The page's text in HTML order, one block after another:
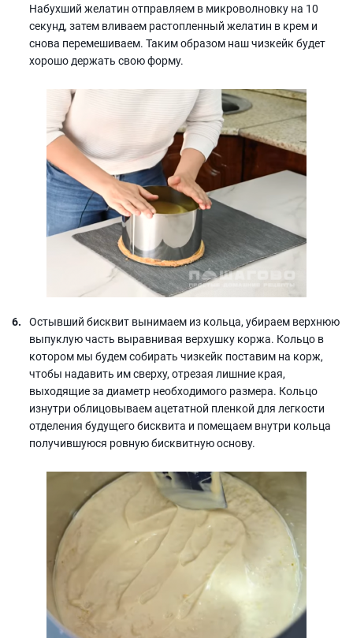
Набухший желатин отправляем в микроволновку на 10
секунд, затем вливаем растопленный желатин в крем и
снова перемешиваем. Таким образом наш чизкейк будет
хорошо держать свою форму.
Остывший бисквит вынимаем из кольца, убираем верхнюю
выпуклую часть выравнивая верхушку коржа. Кольцо в
котором мы будем собирать чизкейк поставим на корж,
чтобы надавить им сверху, отрезая лишние края,
выходящие за диаметр необходимого размера. Кольцо
изнутри облицовываем ацетатной пленкой для легкости
отделения будущего бисквита и помещаем внутри кольца
получившуюся ровную бисквитную основу.